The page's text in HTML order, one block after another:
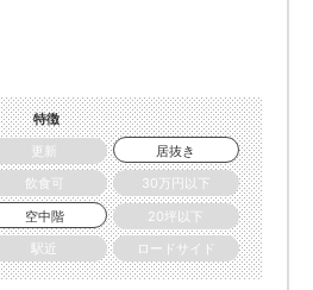
特徴
更新
居抜き
飲食可
30万円以下
空中階
20坪以下
駅近 ロードサイド